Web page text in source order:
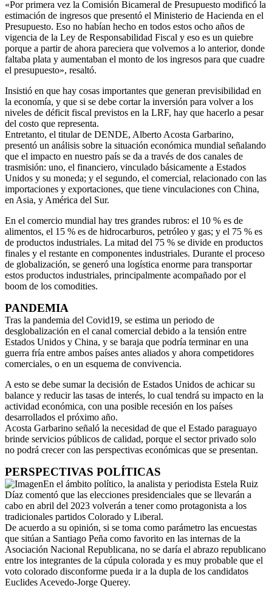
«Por primera vez la Comisión Bicameral de Presupuesto modificó la
estimación de ingresos que presentó el Ministerio de Hacienda en el
Presupuesto. Eso no habían hecho en todos estos ocho años de
vigencia de la Ley de Responsabilidad Fiscal y eso es un quiebre
porque a partir de ahora pareciera que volvemos a lo anterior, donde
faltaba plata y aumentaban el monto de los ingresos para que cuadre
el presupuesto», resaltó.
Insistió en que hay cosas importantes que generan previsibilidad en
la economía, y que si se debe cortar la inversión para volver a los
niveles de déficit fiscal previstos en la LRF, hay que hacerlo a pesar
del costo que representa.
Entretanto, el titular de DENDE, Alberto Acosta Garbarino,
presentó un análisis sobre la situación económica mundial señalando
que el impacto en nuestro país se da a través de dos canales de
trasmisión: uno, el financiero, vinculado básicamente a Estados
Unidos y su moneda; y el segundo, el comercial, relacionado con las
importaciones y exportaciones, que tiene vinculaciones con China,
en Asia, y América del Sur.
En el comercio mundial hay tres grandes rubros: el 10 % es de
alimentos, el 15 % es de hidrocarburos, petróleo y gas; y el 75 % es
de productos industriales. La mitad del 75 % se divide en productos
finales y el restante en componentes industriales. Durante el proceso
de globalización, se generó una logística enorme para transportar
estos productos industriales, principalmente acompañado por el
boom de los comodities.
PANDEMIA
Tras la pandemia del Covid19, se estima un periodo de
desglobalización en el canal comercial debido a la tensión entre
Estados Unidos y China, y se baraja que podría terminar en una
guerra fría entre ambos países antes aliados y ahora competidores
comerciales, o en un esquema de convivencia.
A esto se debe sumar la decisión de Estados Unidos de achicar su
balance y reducir las tasas de interés, lo cual tendrá su impacto en la
actividad económica, con una posible recesión en los países
desarrollados el próximo año.
Acosta Garbarino señaló la necesidad de que el Estado paraguayo
brinde servicios públicos de calidad, porque el sector privado solo
no podrá crecer con las perspectivas económicas que se presentan.
PERSPECTIVAS POLÍTICAS
En el ámbito político, la analista y periodista Estela Ruiz
Díaz comentó que las elecciones presidenciales que se llevarán a
cabo en abril del 2023 volverán a tener como protagonista a los
tradicionales partidos Colorado y Liberal.
De acuerdo a su opinión, si se toma como parámetro las encuestas
que sitúan a Santiago Peña como favorito en las internas de la
Asociación Nacional Republicana, no se daría el abrazo republicano
entre los integrantes de la cúpula colorada y es muy probable que el
voto colorado disconforme pueda ir a la dupla de los candidatos
Euclides Acevedo-Jorge Querey.